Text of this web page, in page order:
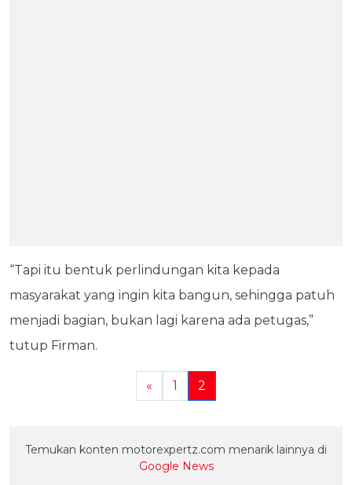
“Tapi itu bentuk perlindungan kita kepada
masyarakat yang ingin kita bangun, sehingga patuh
menjadi bagian, bukan lagi karena ada petugas,”
tutup Firman.
« 1 2
Temukan konten motorexpertz.com menarik lainnya di
Google News